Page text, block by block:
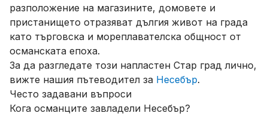
разположение на магазините, домовете и
пристанището отразяват дългия живот на града
като търговска и мореплавателска общност от
османската епоха.
За да разгледате този напластен Стар град лично,
вижте нашия пътеводител за Несебър.
Често задавани въпроси
Кога османците завладели Несебър?